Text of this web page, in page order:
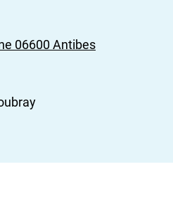
06600 Antibes